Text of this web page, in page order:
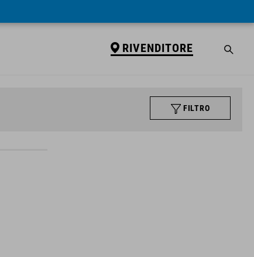
RIVENDITORE
FILTRO